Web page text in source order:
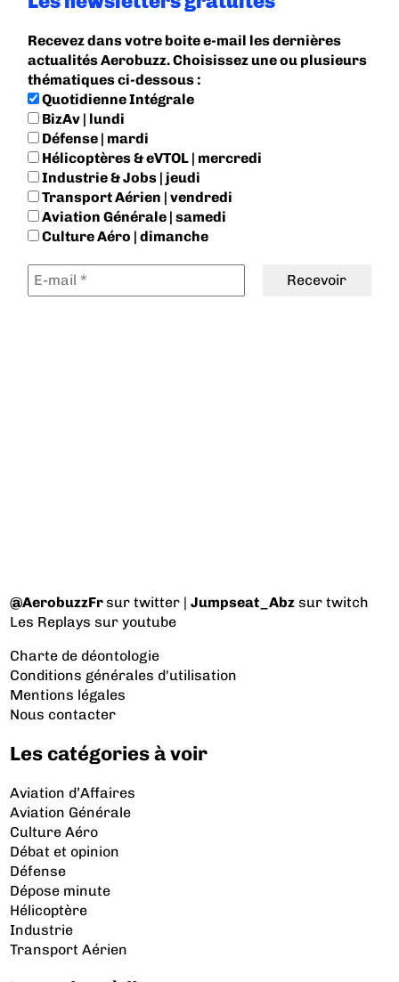
Recevez dans votre boite e-mail les dernières
actualités Aerobuzz. Choisissez une ou plusieurs
thématiques ci-dessous :
Quotidienne Intégrale
BizAv | lundi
Défense | mardi
Hélicoptères & eVTOL | mercredi
Industrie & Jobs | jeudi
Transport Aérien | vendredi
Aviation Générale | samedi
Culture Aéro | dimanche
@AerobuzzFrsur twitter |Jumpseat_Abz sur twitch
Les Replays sur youtube
Charte de déontologie
Conditions générales d'utilisation
Mentions légales
Nous contacter
Les catégories à voir
Aviation d’Affaires
Aviation Générale
Culture Aéro
Débat et opinion
Défense
Dépose minute
Hélicoptère
Industrie
Transport Aérien